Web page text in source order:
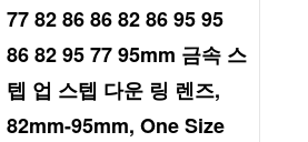
77 82 86 86 82 86 95 95
86 82 95 77 95mm 금속 스
텝 업 스텝 다운 링 렌즈,
82mm-95mm, One Size